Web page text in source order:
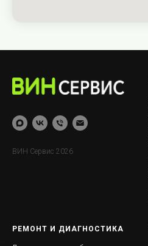
ВИН Сервис 2026
РЕМОНТ И ДИАГНОСТИКА